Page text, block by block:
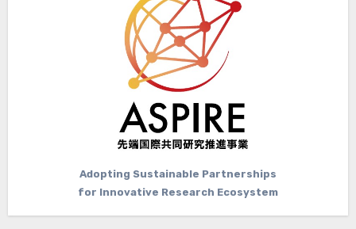
Adopting Sustainable Partnerships
for Innovative Research Ecosystem